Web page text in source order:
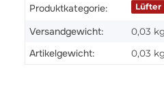
Produktkategorie: Lüfter
Versandgewicht: 0,03 kg
Artikelgewicht: 0,03 kg